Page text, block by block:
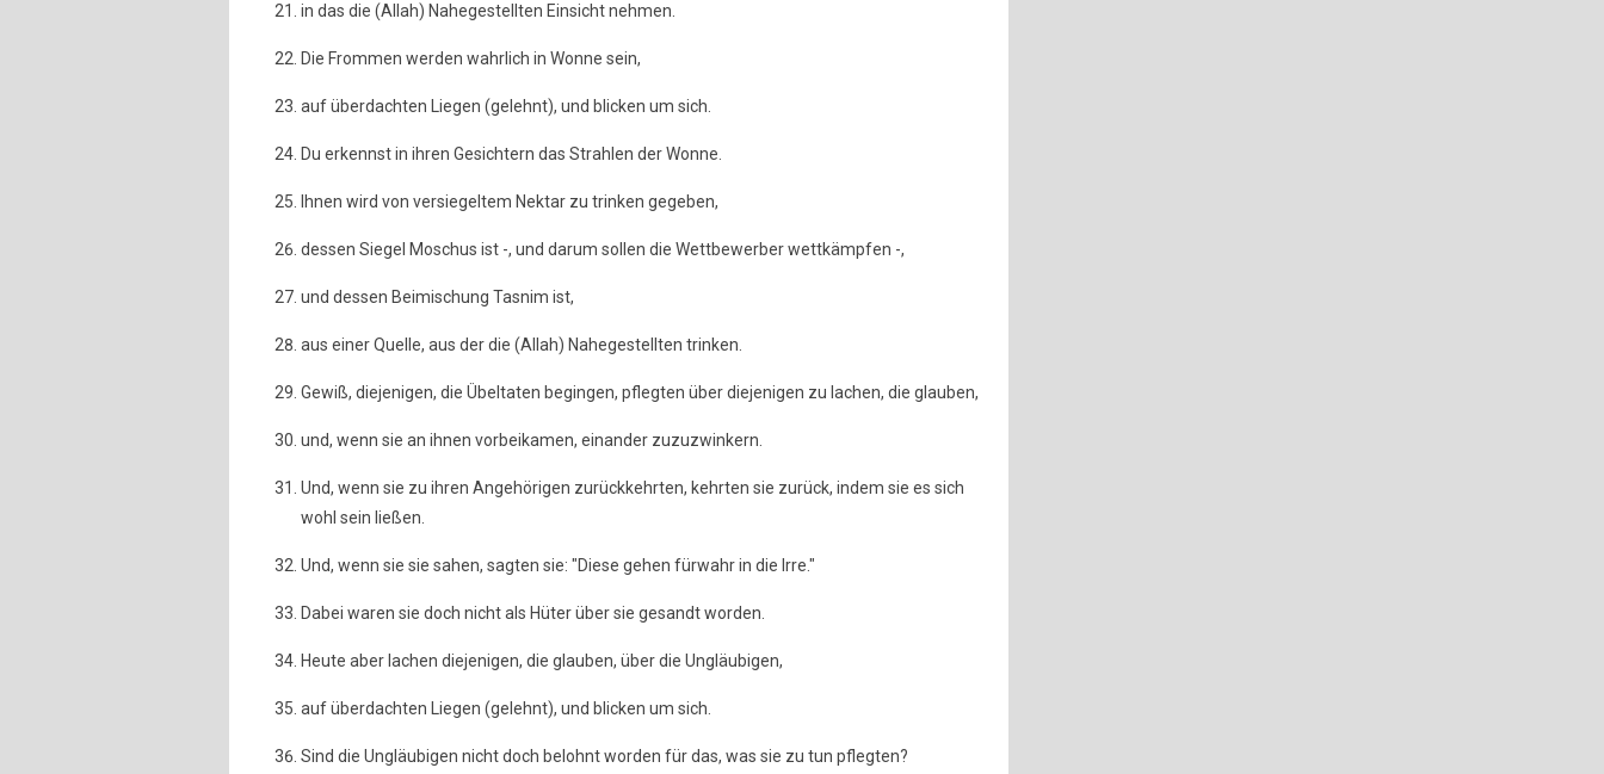
in das die (Allah) Nahegestellten Einsicht nehmen.
Die Frommen werden wahrlich in Wonne sein,
auf überdachten Liegen (gelehnt), und blicken um sich.
Du erkennst in ihren Gesichtern das Strahlen der Wonne.
Ihnen wird von versiegeltem Nektar zu trinken gegeben,
dessen Siegel Moschus ist -, und darum sollen die Wettbewerber wettkämpfen -,
und dessen Beimischung Tasnim ist,
aus einer Quelle, aus der die (Allah) Nahegestellten trinken.
Gewiß, diejenigen, die Übeltaten begingen, pflegten über diejenigen zu lachen, die glauben,
und, wenn sie an ihnen vorbeikamen, einander zuzuzwinkern.
Und, wenn sie zu ihren Angehörigen zurückkehrten, kehrten sie zurück, indem sie es sich
wohl sein ließen.
Und, wenn sie sie sahen, sagten sie: "Diese gehen fürwahr in die Irre."
Dabei waren sie doch nicht als Hüter über sie gesandt worden.
Heute aber lachen diejenigen, die glauben, über die Ungläubigen,
auf überdachten Liegen (gelehnt), und blicken um sich.
Sind die Ungläubigen nicht doch belohnt worden für das, was sie zu tun pflegten?